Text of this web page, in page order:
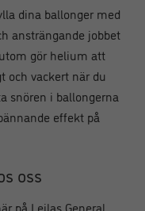
dina ballonger med
ansträngande jobbet
gör helium att
och vackert när du
snören i ballongerna
effekt på
oss
på Leilas General